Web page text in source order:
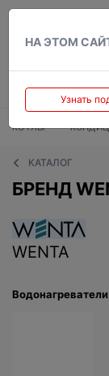
НА ЭТОМ
Узнать
КОТЛЫ
КАТАЛОГ
БРЕНД
WENTA